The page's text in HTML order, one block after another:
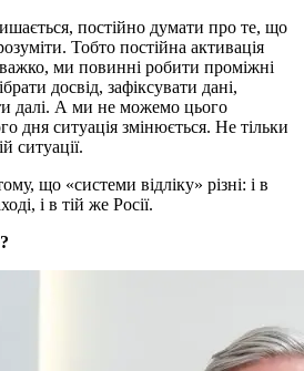
постійно думати про те, що
Тобто постійна активація
ми повинні робити проміжні
досвід, зафіксувати дані,
далі. А ми не можемо цього
дня ситуація змінюється. Не тільки
ситуації.
що «системи відліку» різні: і в
і в тій же Росії.